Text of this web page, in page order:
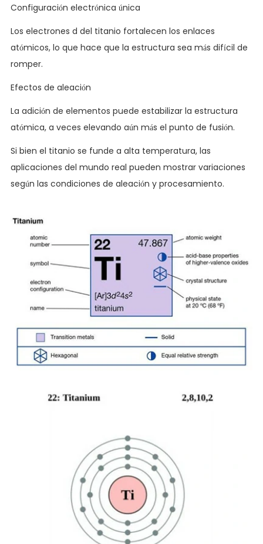
Configuración electrónica única
Los electrones d del titanio fortalecen los enlaces
atómicos, lo que hace que la estructura sea más difícil de
romper.
Efectos de aleación
La adición de elementos puede estabilizar la estructura
atómica, a veces elevando aún más el punto de fusión.
Si bien el titanio se funde a alta temperatura, las
aplicaciones del mundo real pueden mostrar variaciones
según las condiciones de aleación y procesamiento.